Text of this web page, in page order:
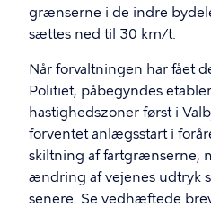
grænserne i de indre
sættes ned til 30 km/t.
Når forvaltningen har fået
Politiet, påbegyndes
hastighedszoner først i
forventet anlægsstart i
skiltning af fartgrænserne,
ændring af vejenes udtryk
senere. Se vedhæftede